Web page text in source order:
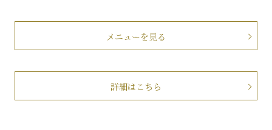
メニューを見る
詳細はこちら